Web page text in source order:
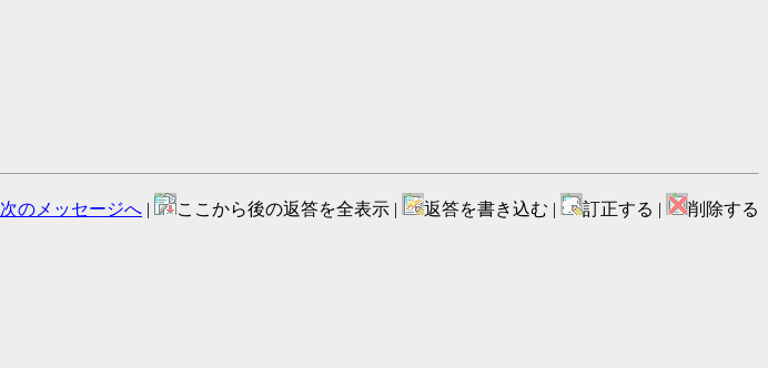
次のメッセージへ | ここから後の返答を全表示 | 返答を書き込む | 訂正する | 削除する